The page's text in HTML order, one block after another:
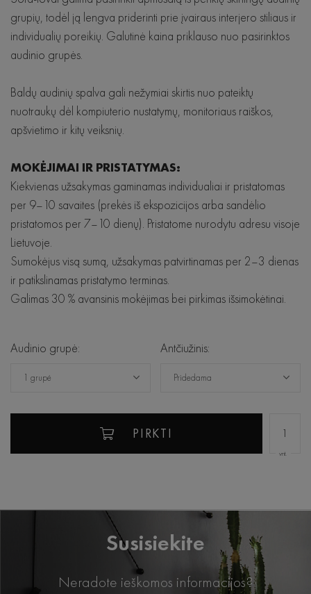
grupių, todėl ją lengva priderinti prie įvairaus interjero stiliaus ir
individualių poreikių. Galutinė kaina priklauso nuo pasirinktos
audinio grupės.
Baldų audinių spalva gali nežymiai skirtis nuo pateiktų
nuotraukų dėl kompiuterio nustatymų, monitoriaus raiškos,
apšvietimo ir kitų veiksnių.
MOKĖJIMAI IR PRISTATYMAS:
Kiekvienas užsakymas gaminamas individualiai ir pristatomas
per 9–10 savaites (prekės iš ekspozicijos arba sandėlio
pristatomos per 7–10 dienų). Pristatome nurodytu adresu visoje
Lietuvoje.
Sumokėjus visą sumą, užsakymas patvirtinamas per 2–3 dienas
ir patikslinamas pristatymo terminas.
Galimas 30 % avansinis mokėjimas bei pirkimas išsimokėtinai.
Audinio grupė:
1 grupė
Antčiužinis:
Pridedama
PIRKTI
vnt.
Susisiekite
Neradote ieškomos informacijos?